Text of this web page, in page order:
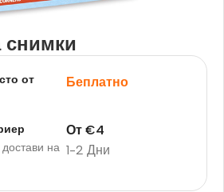
снимки
от
Беплатно
на 1-2 Дни
От€4